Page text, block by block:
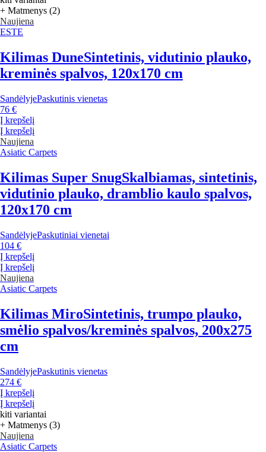
+ Matmenys (2)
Naujiena
ESTE
Kilimas DuneSintetinis, vidutinio plauko,
kreminės spalvos, 120x170 cm
SandėlyjePaskutinis vienetas
76 €
Į krepšelį
Į krepšelį
Naujiena
Asiatic Carpets
Kilimas Super SnugSkalbiamas, sintetinis,
vidutinio plauko, dramblio kaulo spalvos,
120x170 cm
SandėlyjePaskutiniai vienetai
104 €
Į krepšelį
Į krepšelį
Naujiena
Asiatic Carpets
Kilimas MiroSintetinis, trumpo plauko,
smėlio spalvos/kreminės spalvos, 200x275
cm
SandėlyjePaskutinis vienetas
274 €
Į krepšelį
Į krepšelį
kiti variantai
+ Matmenys (3)
Naujiena
Asiatic Carpets